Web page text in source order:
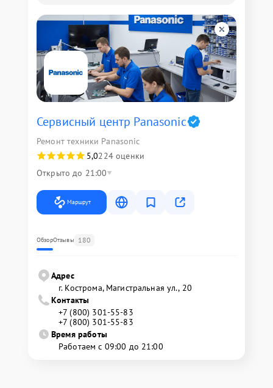
Сервисный центр Panasonic
Ремонт техники Panasonic
5,0224 оценки
Открыто до 21:00
Маршрут
ОбзорОтзывы 180
Адрес
г. Кострома, Магистральная ул., 20
Контакты
+7 (800) 301-55-83
+7 (800) 301-55-83
Время работы
Работаем с 09:00 до 21:00